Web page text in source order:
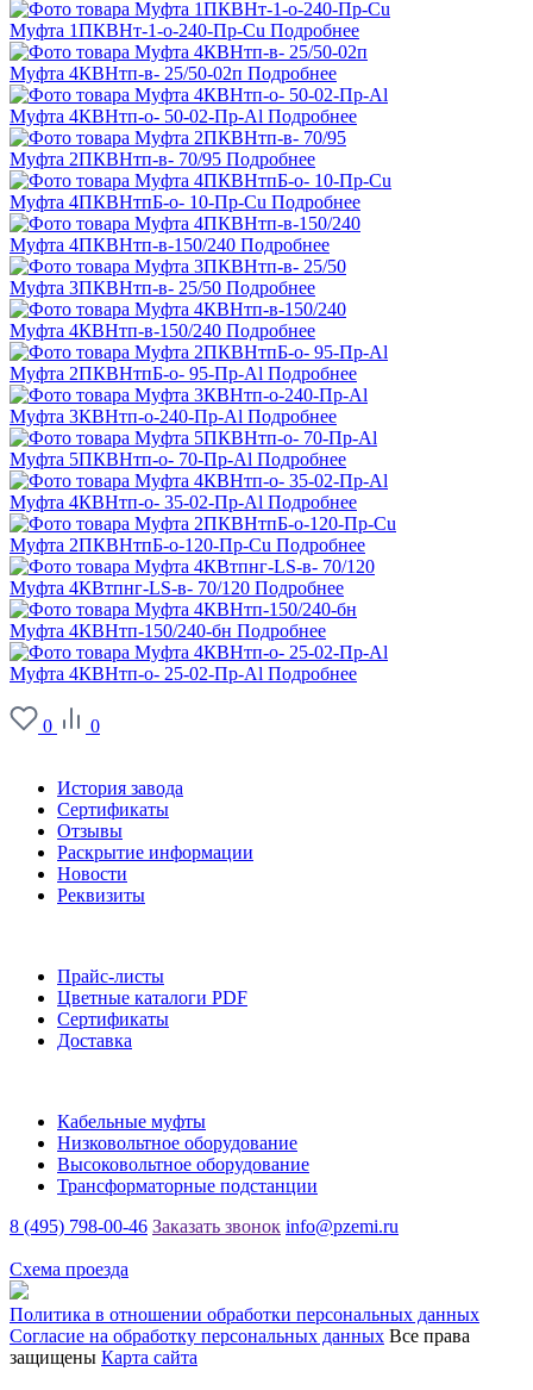
Муфта 1ПКВНт-1-о-240-Пр-Cu Подробнее
Муфта 4КВНтп-в- 25/50-02п Подробнее
Муфта 4КВНтп-о- 50-02-Пр-Al Подробнее
Муфта 2ПКВНтп-в- 70/95 Подробнее
Муфта 4ПКВНтпБ-о- 10-Пр-Cu Подробнее
Муфта 4ПКВНтп-в-150/240 Подробнее
Муфта 3ПКВНтп-в- 25/50 Подробнее
Муфта 4КВНтп-в-150/240 Подробнее
Муфта 2ПКВНтпБ-о- 95-Пр-Al Подробнее
Муфта 3КВНтп-о-240-Пр-Al Подробнее
Муфта 5ПКВНтп-о- 70-Пр-Al Подробнее
Муфта 4КВНтп-о- 35-02-Пр-Al Подробнее
Муфта 2ПКВНтпБ-о-120-Пр-Cu Подробнее
Муфта 4КВтпнг-LS-в- 70/120 Подробнее
Муфта 4КВНтп-150/240-бн Подробнее
Муфта 4КВНтп-о- 25-02-Пр-Al Подробнее
0
0
История завода
Сертификаты
Отзывы
Раскрытие информации
Новости
Реквизиты
Прайс-листы
Цветные каталоги PDF
Сертификаты
Доставка
Кабельные муфты
Низковольтное оборудование
Высоковольтное оборудование
Трансформаторные подстанции
8 (495) 798-00-46 Заказать звонок info@pzemi.ru
Схема проезда
Политика в отношении обработки персональных данных
Согласие на обработку персональных данных Все права
защищены Карта сайта